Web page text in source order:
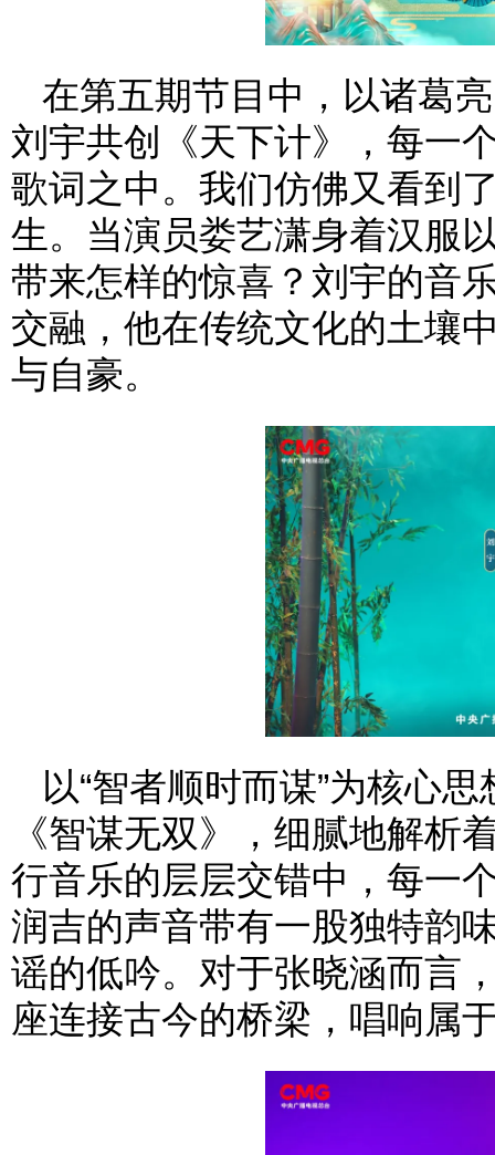
在第五期节目中，以诸葛
刘宇共创《天下计》，每一
歌词之中。我们仿佛又看到
生。当演员娄艺潇身着汉服
带来怎样的惊喜？刘宇的音
交融，他在传统文化的土壤
与自豪。
以“智者顺时而谋”为核心
《智谋无双》，细腻地解析
行音乐的层层交错中，每一
润吉的声音带有一股独特韵
谣的低吟。对于张晓涵而言
座连接古今的桥梁，唱响属